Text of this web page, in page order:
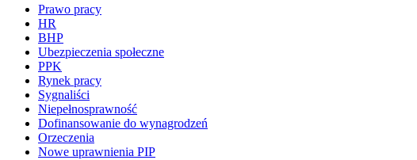
Prawo pracy
HR
BHP
Ubezpieczenia społeczne
PPK
Rynek pracy
Sygnaliści
Niepełnosprawność
Dofinansowanie do wynagrodzeń
Orzeczenia
Nowe uprawnienia PIP